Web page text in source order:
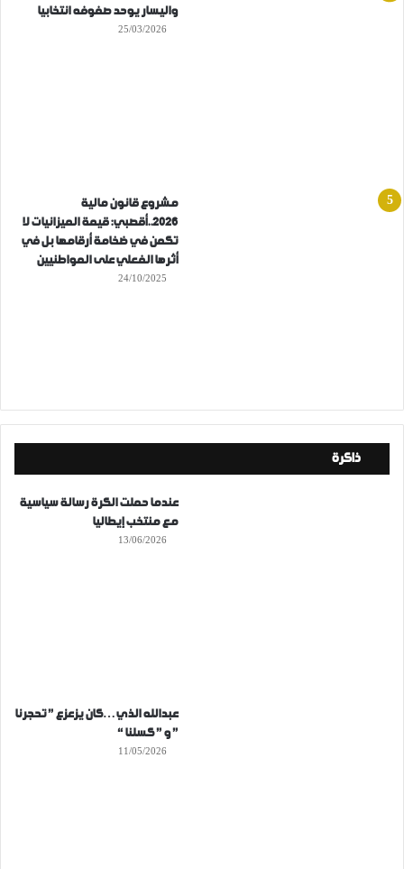
واليسار يوحد صفوفه انتخابيا
25/03/2026
مشروع قانون مالية
2026..أقصبي: قيمة الميزانيات لا
تكمن في ضخامة أرقامها بل في
أثرها الفعلي على المواطنيين
24/10/2025
ذاكرة
عندما حملت الكرة رسالة سياسية
مع منتخب إيطاليا
13/06/2026
عبدالله الذي…كان يزعزع ” تحجرنا
” و ” كسلنا “
11/05/2026